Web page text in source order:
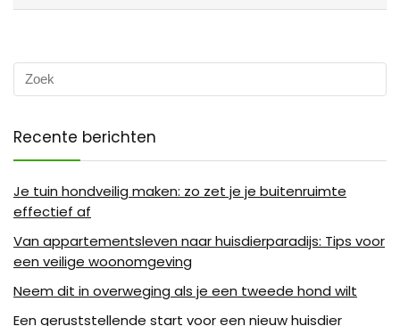
Recente berichten
Je tuin hondveilig maken: zo zet je je buitenruimte
effectief af
Van appartementsleven naar huisdierparadijs: Tips voor
een veilige woonomgeving
Neem dit in overweging als je een tweede hond wilt
Een geruststellende start voor een nieuw huisdier